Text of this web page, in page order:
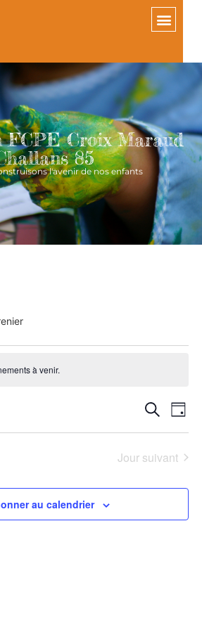
FCPE Croix Maraud
85
l'avenir de nos enfants
à venir.
et
de
vues
Recherche
de
Jour
Jour suivant
au calendrier